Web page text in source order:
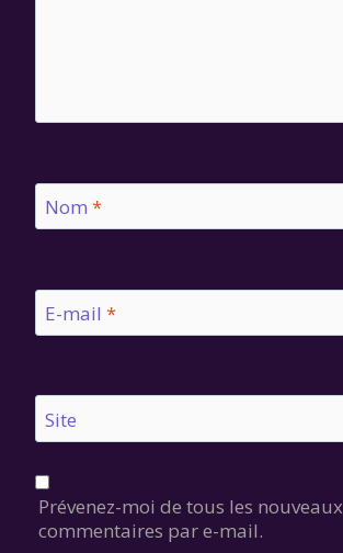
Nom *
E-mail *
Site
Prévenez-moi de tous les nouveaux
commentaires par e-mail.